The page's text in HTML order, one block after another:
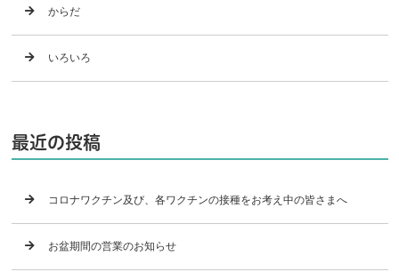
からだ
いろいろ
最近の投稿
コロナワクチン及び、各ワクチンの接種をお考え中の皆さまへ
お盆期間の営業のお知らせ